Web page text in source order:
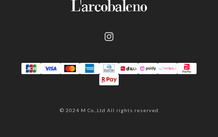
© 2024 M Co.,Ltd All rights reserved